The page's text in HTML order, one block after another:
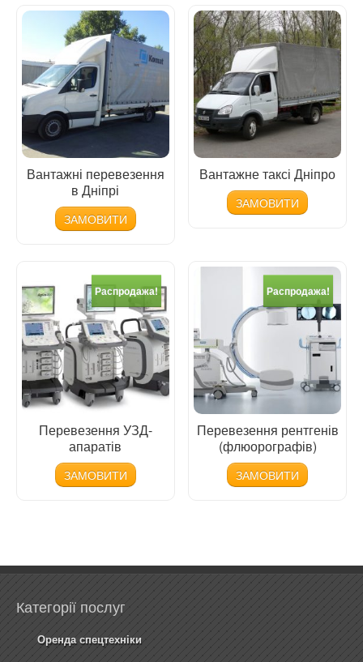
Вантажні перевезення
в Дніпрі
ЗАМОВИТИ
Вантажне таксі Дніпро
ЗАМОВИТИ
Распродажа!
Перевезення УЗД-
апаратів
ЗАМОВИТИ
Распродажа!
Перевезення рентгенів
(флюорографів)
ЗАМОВИТИ
Категорії послуг
Оренда спецтехніки